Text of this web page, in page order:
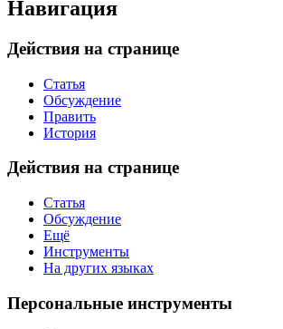
Навигация
Действия на странице
Статья
Обсуждение
Править
История
Действия на странице
Статья
Обсуждение
Ещё
Инструменты
На других языках
Персональные инструменты